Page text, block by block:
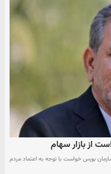
از بازار سهام
بورس خواست با توجه به اعتماد مردم